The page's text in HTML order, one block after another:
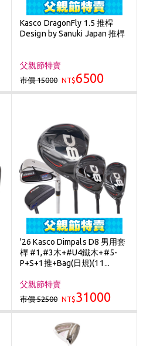
Kasco DragonFly 1.5 推桿
Design by Sanuki Japan 推桿
父親節特賣
市價 15000 NT$6500
'26 Kasco Dimpals D8 男用套
桿 #1,#3木+#U4鐵木+#5-
P+S+1推+Bag(日規)(11...
父親節特賣
市價 52500 NT$31000